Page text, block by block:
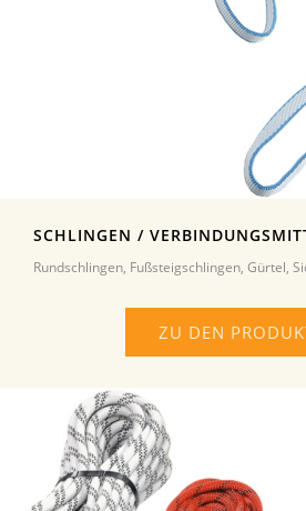
SCHLINGEN /
Rundschlingen, Fußsteigschlingen, Gürtel,
ZU DEN